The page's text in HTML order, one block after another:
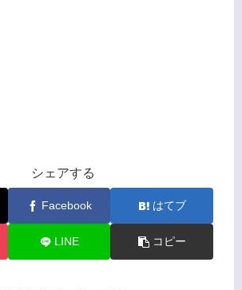
シェアする
Facebook はてブ
LINE コピー